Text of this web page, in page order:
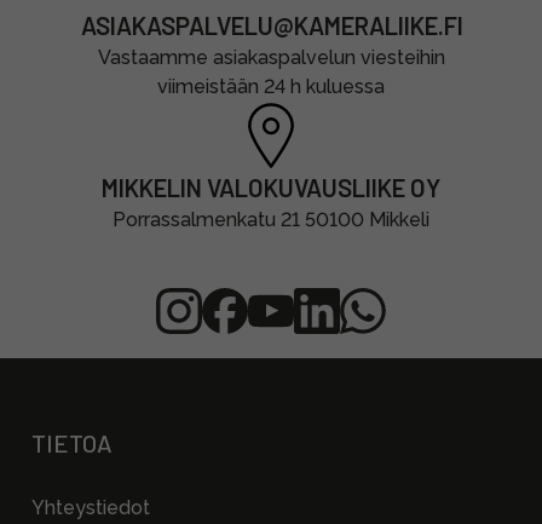
ASIAKASPALVELU@KAMERALIIKE.FI
Vastaamme asiakaspalvelun viesteihin
viimeistään 24 h kuluessa
MIKKELIN VALOKUVAUSLIIKE OY
Porrassalmenkatu 21 50100 Mikkeli
TIETOA
Yhteystiedot